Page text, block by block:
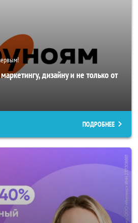
дизайну и не только от
ПОДРОБНЕЕ